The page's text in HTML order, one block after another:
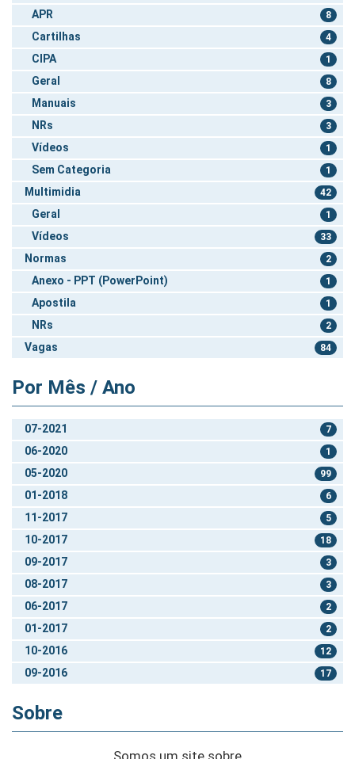
APR 8
Cartilhas 4
CIPA 1
Geral 8
Manuais 3
NRs 3
Vídeos 1
Sem Categoria 1
Multimidia 42
Geral 1
Vídeos 33
Normas 2
Anexo - PPT (PowerPoint) 1
Apostila 1
NRs 2
Vagas 84
Por Mês / Ano
07-2021 7
06-2020 1
05-2020 99
01-2018 6
11-2017 5
10-2017 18
09-2017 3
08-2017 3
06-2017 2
01-2017 2
10-2016 12
09-2016 17
Sobre